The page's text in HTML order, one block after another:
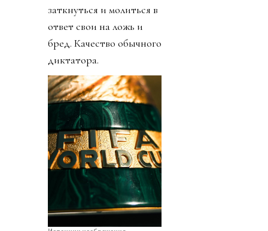
заткнуться и молиться в
ответ свои на ложь и
бред. Качество обычного
диктатора.